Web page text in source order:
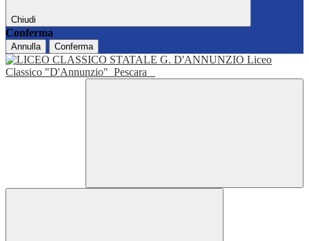
Chiudi
Conferma
Annulla Conferma
Liceo
Classico "D'Annunzio" Pescara